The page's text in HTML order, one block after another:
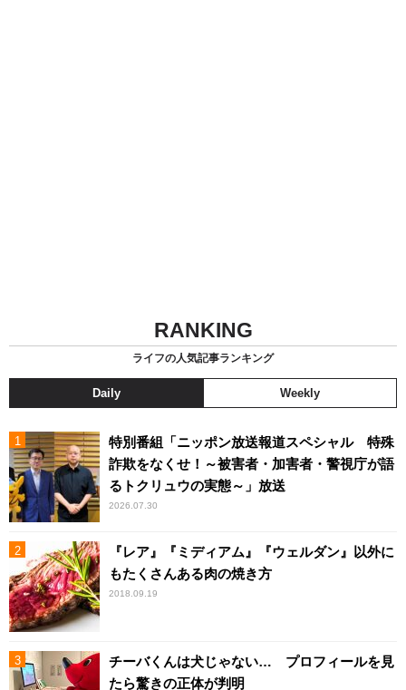
RANKING
ライフの人気記事ランキング
Daily Weekly
特別番組「ニッポン放送報道スペシャル 特殊
詐欺をなくせ！～被害者・加害者・警視庁が語
るトクリュウの実態～」放送
2026.07.30
『レア』『ミディアム』『ウェルダン』以外に
もたくさんある肉の焼き方
2018.09.19
チーバくんは犬じゃない… プロフィールを見
たら驚きの正体が判明